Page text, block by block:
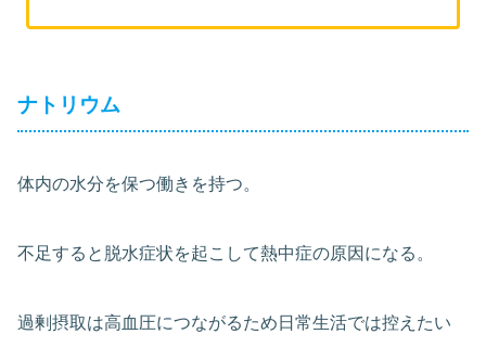
ナトリウム
体内の水分を保つ働きを持つ。
不足すると脱水症状を起こして熱中症の原因になる。
過剰摂取は高血圧につながるため日常生活では控えたい